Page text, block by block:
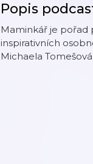
Popis
Maminkář je pořad
inspirativních
Michaela